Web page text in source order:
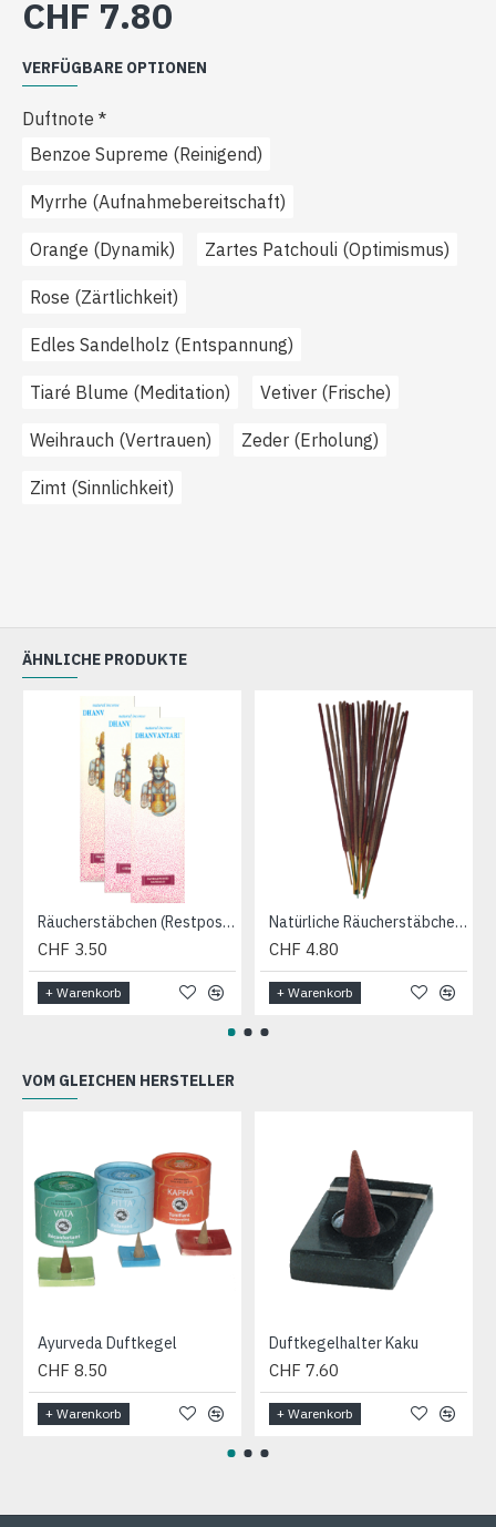
CHF 7.80
VERFÜGBARE OPTIONEN
Duftnote
Benzoe Supreme (Reinigend)
Myrrhe (Aufnahmebereitschaft)
Orange (Dynamik) Zartes Patchouli (Optimismus)
Rose (Zärtlichkeit)
Edles Sandelholz (Entspannung)
Tiaré Blume (Meditation) Vetiver (Frische)
Weihrauch (Vertrauen) Zeder (Erholung)
Zimt (Sinnlichkeit)
ÄHNLICHE PRODUKTE
Räucherstäbchen (Restposten)
CHF 3.50
+ Warenkorb
Natürliche Räucherstäbchen «Gokula»
CHF 4.80
+ Warenkorb
VOM GLEICHEN HERSTELLER
Ayurveda Duftkegel
CHF 8.50
+ Warenkorb
Duftkegelhalter Kaku
CHF 7.60
+ Warenkorb